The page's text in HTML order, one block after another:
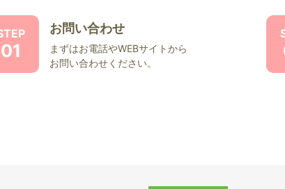
01
お問い合わせ
まずはお電話やWEBサイトから
お問い合わせください。